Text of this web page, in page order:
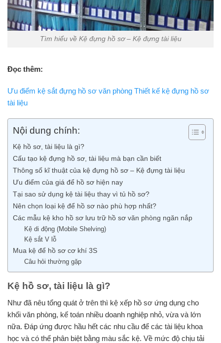
Tìm hiểu về Kệ đựng hồ sơ – Kệ đựng tài liệu
Đọc thêm:
Ưu điểm kệ sắt đựng hồ sơ văn phòng Thiết kế kệ đựng hồ sơ
tài liệu
Nội dung chính:
Kệ hồ sơ, tài liệu là gì?
Cấu tạo kệ đựng hồ sơ, tài liệu mà bạn cần biết
Thông số kĩ thuật của kệ đựng hồ sơ – Kệ đựng tài liệu
Ưu điểm của giá để hồ sơ hiện nay
Tại sao sử dụng kệ tài liệu thay vì tủ hồ sơ?
Nên chọn loại kệ để hồ sơ nào phù hợp nhất?
Các mẫu kệ kho hồ sơ lưu trữ hồ sơ văn phòng ngăn nắp
Kệ di động (Mobile Shelving)
Kệ sắt V lỗ
Mua kệ để hồ sơ cơ khí 3S
Câu hỏi thường gặp
Kệ hồ sơ, tài liệu là gì?
Như đã nêu tổng quát ở trên thì kệ xếp hồ sơ ứng dụng cho
khối văn phòng, kế toán nhiều doanh nghiệp nhỏ, vừa và lớn
nữa. Đáp ứng được hầu hết các nhu cầu để các tài liệu khoa
học và có thể phân biệt bằng màu sắc kệ. Về mức độ chịu tải